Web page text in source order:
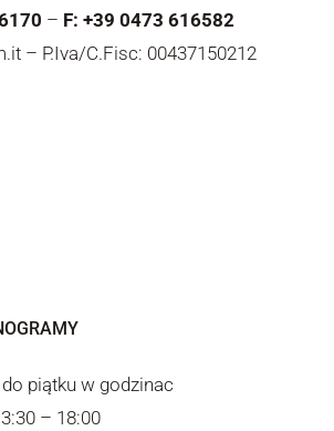
– F: +39 0473 616582
– P.Iva/C.Fisc: 00437150212
do piątku w godzinac
– 18:00